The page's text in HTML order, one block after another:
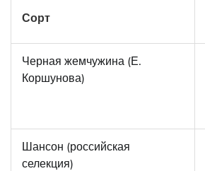
Сорт
Черная жемчужина (Е.
Коршунова)
Шансон (российская
селекция)